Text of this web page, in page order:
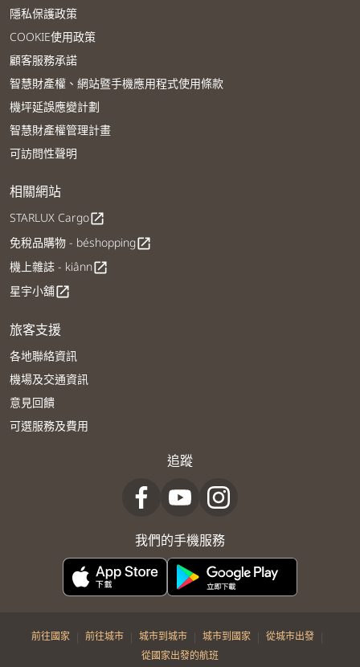
隱私保護政策
COOKIE使用政策
顧客服務承諾
智慧財產權、網站暨手機應用程式使用條款
機坪延誤應變計劃
智慧財產權管理計畫
可訪問性聲明
相關網站
STARLUX Cargoopen_in_new
免稅品購物 - béshoppingopen_in_new
機上雜誌 - kiânnopen_in_new
星宇小舖open_in_new
旅客支援
各地聯絡資訊
機場及交通資訊
意見回饋
可選服務及費用
追蹤
我們的手機服務
前往國家 | 前往城市 | 城市到城市 | 城市到國家 | 從城市出發 |
從國家出發的航班